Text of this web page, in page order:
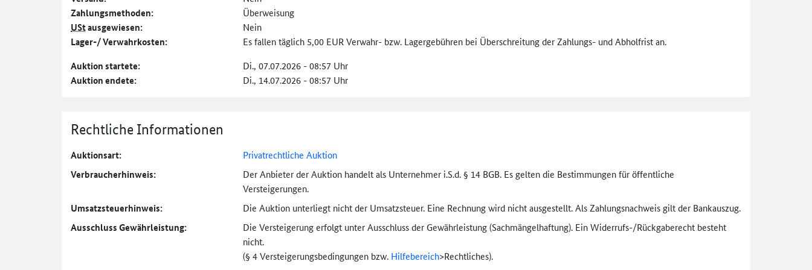
Zahlungs­methoden: Überweisung
UStausgewiesen: Nein
Lager-/ Verwahrkosten: Es fallen täglich 5,00 EUR Verwahr- bzw. Lagergebühren bei Überschreitung der Zahlungs- und Abholfrist an.
Auktion startete: Di., 07.07.2026 - 08:57 Uhr
Auktion endete: Di., 14.07.2026 - 08:57 Uhr
Rechtliche Informationen
Auktionsart: Privatrechtliche Auktion
Verbraucher­hinweis:
Der Anbieter der Auktion handelt als Unternehmer i.S.d. § 14 BGB. Es gelten die Bestimmungen für öffentliche
Versteigerungen.
Umsatzsteuer­hinweis: Die Auktion unterliegt nicht der Umsatzsteuer. Eine Rechnung wird nicht ausgestellt. Als Zahlungsnachweis gilt der Bankauszug.
Ausschluss Gewährleistung: Die Versteigerung erfolgt unter Ausschluss der Gewährleistung (Sachmängel­haftung). Ein Widerrufs-/Rückgaberecht besteht
nicht.
(§ 4 Versteigerungs­bedingungen bzw. Hilfebereich>Rechtliches).